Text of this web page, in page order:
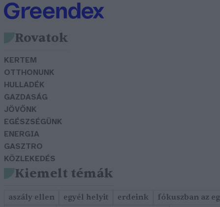
Rovatok
KERTEM
OTTHONUNK
HULLADÉK
GAZDASÁG
JÖVŐNK
EGÉSZSÉGÜNK
ENERGIA
GASZTRO
KÖZLEKEDÉS
Kiemelt témák
aszály ellen egyél helyit erdeink fókuszban az